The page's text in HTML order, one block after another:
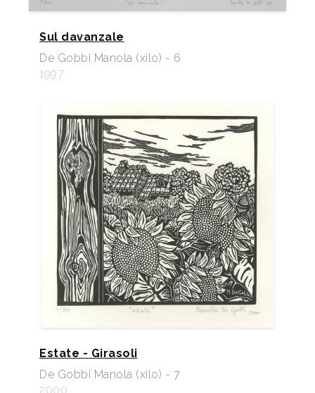
Sul davanzale
De Gobbi Manola (xilo) - 6
1997
Estate - Girasoli
De Gobbi Manola (xilo) - 7
2000